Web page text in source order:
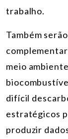
trabalho.
Também
meio
difícil
estratégicos
produzir